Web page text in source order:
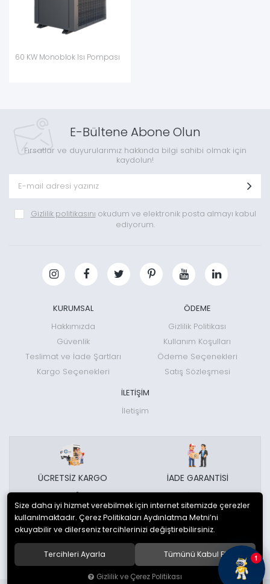
1
60 KW Monoblok Isı Pompası
E-Bültene Abone Olun
Fırsatlar ve duyurularımız hakkında bilgi sahibi olmak için
kaydolun!
Gizlilik politikasını okudum ve elektronik posta almayı kabul
ediyorum.
KURUMSAL
Hakkımızda
Güvenlik
Teslimat ve İade Şartları
Kargo Seçenekleri
ÖDEME
Gizlilik Politikası
Kullanım Koşulları
Ödeme Seçenekleri
Satış Sözleşmesi
İLETİŞİM
İletişim
ÜCRETSİZ KARGO İADE GARANTİSİ
GÜVENLİ ALIŞVERİŞ MÜŞTERİ HİZMETLERİ
Size daha iyi hizmet verebilmek için internet sitemizde çerezler
kullanılmaktadır. Çerez Politikaları Aydınlatma Metni’ni
okuyabilir ve dilerseniz tercihlerinizi değiştirebilirsiniz.
Tercihleri Ayarla Tümünü Kabul Et
Gizlilik ve Çerez Politikası